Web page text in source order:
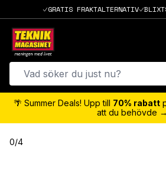
GRATIS FRAKTALTERNATIV
🌴 Summer Deals! Upp till 70% rabatt
att du behövde →
0/4